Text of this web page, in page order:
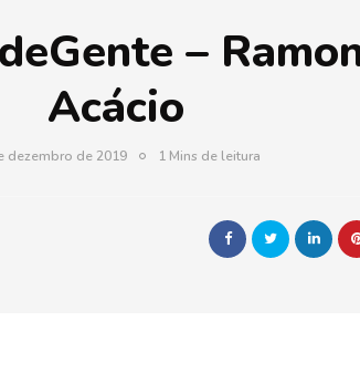
–
Acácio
dezembro de 2019 1 Mins de leitura